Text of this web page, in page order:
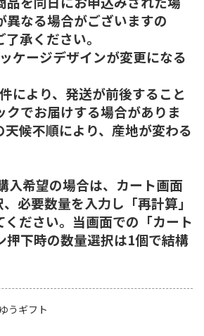
異なる場合がございますの
承ください。
ケージデザインが変更になる
により、発送が前後すること
クでお届けする場合がありま
天候不順により、産地が変わる
希望の場合は、カート画面
必要数量を入力し「再計算」
ください。当画面での「カート
押下時の数量選択は1個で結構
うギフト